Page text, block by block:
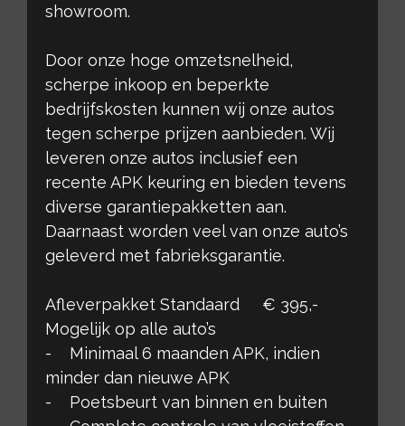
showroom.
Door onze hoge omzetsnelheid,
scherpe inkoop en beperkte
bedrijfskosten kunnen wij onze autos
tegen scherpe prijzen aanbieden. Wij
leveren onze autos inclusief een
recente APK keuring en bieden tevens
diverse garantiepakketten aan.
Daarnaast worden veel van onze auto’s
geleverd met fabrieksgarantie.
Afleverpakket Standaard € 395,-
Mogelijk op alle auto’s
- Minimaal 6 maanden APK, indien
minder dan nieuwe APK
- Poetsbeurt van binnen en buiten